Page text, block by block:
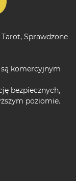
Tarot, Sprawdzone
są komercyjnym
bezpiecznych,
poziomie.